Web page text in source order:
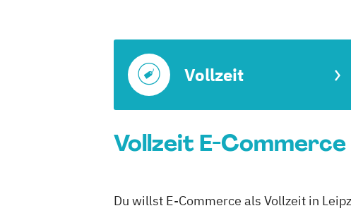
Vollzeit
Vollzeit E-
Du willst E-Commerce als Vollzeit in